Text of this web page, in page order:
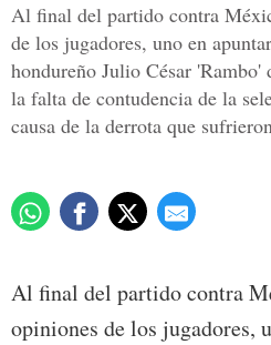
Al final del partido contra
de los jugadores, uno en
hondureño Julio César 'Rambo'
la falta de contudencia de la
causa de la derrota que
Al final del partido contra
opiniones de los jugadores,